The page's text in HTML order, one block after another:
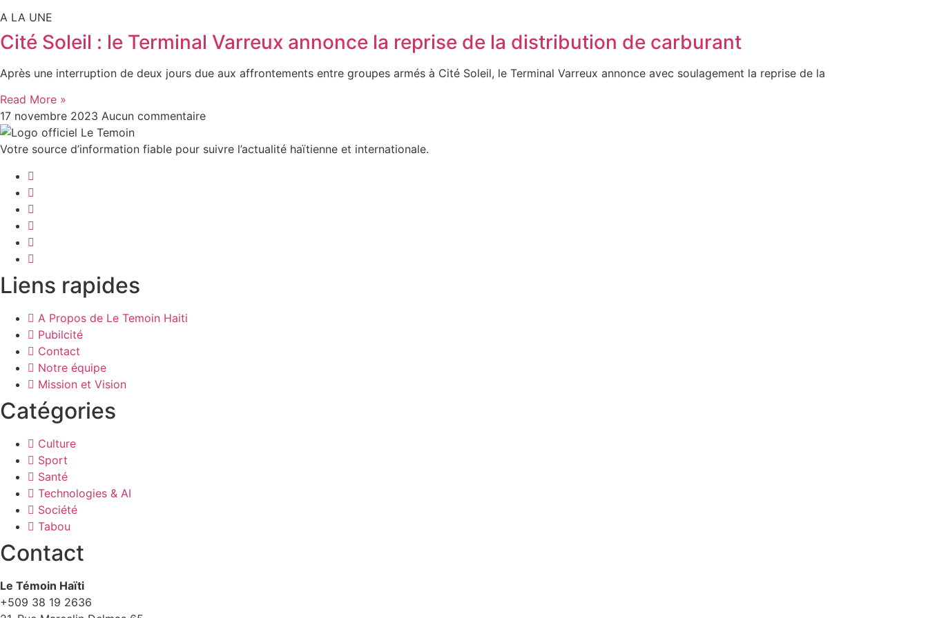
A LA UNE
Cité Soleil : le Terminal Varreux annonce la reprise de la distribution de carburant
Après une interruption de deux jours due aux affrontements entre groupes armés à Cité Soleil, le Terminal Varreux annonce avec soulagement la reprise de la
Read More »
17 novembre 2023 Aucun commentaire
Votre source d’information fiable pour suivre l’actualité haïtienne et internationale.
Liens rapides
A Propos de Le Temoin Haiti
Pubilcité
Contact
Notre équipe
Mission et Vision
Catégories
Culture
Sport
Santé
Technologies & AI
Société
Tabou
Contact
Le Témoin Haïti
+509 38 19 2636